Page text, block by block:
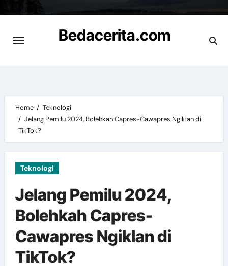
content
Bedacerita.com
Home
Teknologi
Jelang Pemilu 2024, Bolehkah Capres-Cawapres Ngiklan di
TikTok?
Teknologi
Jelang Pemilu 2024,
Bolehkah Capres-
Cawapres Ngiklan di
TikTok?